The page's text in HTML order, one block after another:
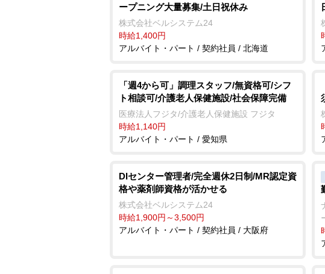
ープニング大量募集/土日祝休み
株式会社ベルシステム24
時給1,400円
アルバイト・パート / 契約社員 / 北海道
「週4から可」調理スタッフ/無資格可/シフ
ト相談可/介護老人保健施設/社会保障完備
医療法人フジタ/介護老人保健施設 フジタ
時給1,140円
アルバイト・パート / 愛知県
DIセンター管理者/完全週休2日制/MR認定資
格や薬剤師資格が活かせる
株式会社ベルシステム24
時給1,900円～3,500円
アルバイト・パート / 契約社員 / 大阪府